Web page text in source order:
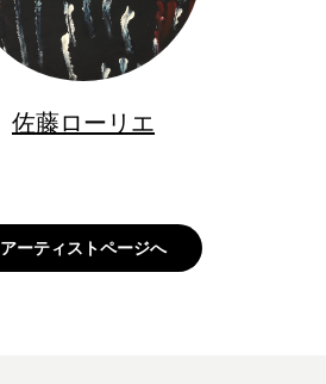
佐藤ローリエ
アーティストページへ